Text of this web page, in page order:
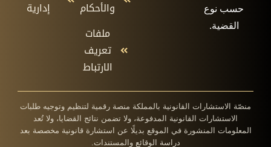
حسب نوع
القضية.
والأحكام
ملفات
تعريف
الارتباط
إدارية
منصّة الاستشارات القانونية بالمملكة منصة رقمية لتنظيم وتوجيه طلبات
الاستشارات القانونية المدفوعة، ولا تضمن نتائج القضايا، ولا تُعد
المعلومات المنشورة في الموقع بديلًا عن استشارة قانونية مخصصة بعد
دراسة الوقائع والمستندات.